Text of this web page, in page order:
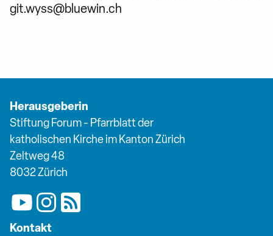
git.wyss@bluewin.ch
Herausgeberin
Stiftung Forum - Pfarrblatt der
katholischen Kirche im Kanton Zürich
Zeltweg 48
8032 Zürich
Kontakt